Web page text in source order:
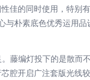
佳的同时使用，特别
朴素底色优秀运用品
编灯投下的是散而
腔开启广注套版光线